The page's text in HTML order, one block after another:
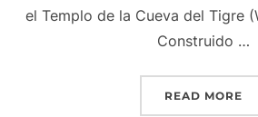
el Templo de la Cueva del Tigre
Construido …
READ MORE